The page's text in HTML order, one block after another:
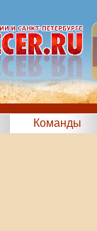
Команды